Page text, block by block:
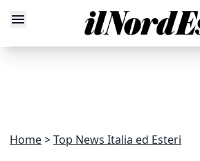
Home Top News Italia ed Esteri